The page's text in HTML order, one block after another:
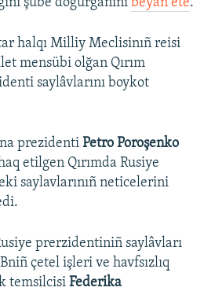
halqı Milliy Meclisinıñ reisi
mensübi olğan Qırım
saylâvlarını boykot
prezidenti Petro Poroşenko
etilgen Qırımda Rusiye
saylavlarınıñ neticelerini
prerzidentiniñ saylâvları
çetel işleri ve havfsızlıq
temsilcisi Federika